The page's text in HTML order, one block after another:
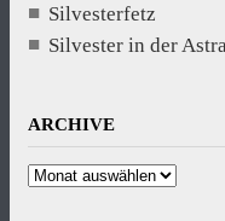
Silvesterfetz
Silvester in der
ARCHIVE
Archive